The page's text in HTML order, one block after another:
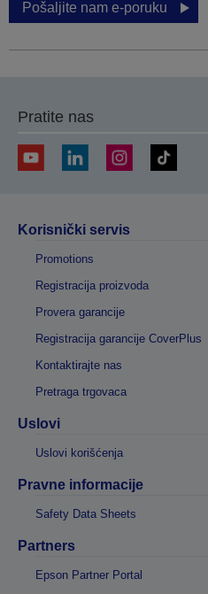
Pošaljite nam e-poruku
Pratite nas
Korisnički servis
Promotions
Registracija proizvoda
Provera garancije
Registracija garancije CoverPlus
Kontaktirajte nas
Pretraga trgovaca
Uslovi
Uslovi korišćenja
Pravne informacije
Safety Data Sheets
Partners
Epson Partner Portal